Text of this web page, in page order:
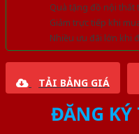
Quà tặng đồ nội thất
Giảm trực tiếp khi
Nhiều ưu đãi lớn khi
TẢI BẢNG GIÁ
ĐĂNG KÝ